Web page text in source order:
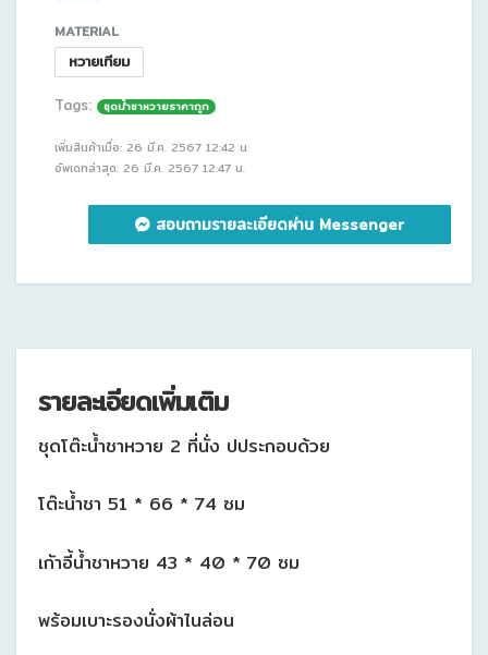
MATERIAL
หวายเทียม
Tags:
ชุดน้ำชาหวายราคาถูก
เพิ่มสินค้าเมื่อ: 26 มี.ค. 2567 12:42 น.
อัพเดทล่าสุด: 26 มี.ค. 2567 12:47 น.
สอบถามรายละเอียดผ่าน Messenger
รายละเอียดเพิ่มเติม
ชุดโต๊ะน้ำชาหวาย 2 ที่นั่ง ปประกอบด้วย
โต๊ะน้ำชา 51 * 66 * 74 ซม
เกัาอี้น้ำชาหวาย 43 * 40 * 70 ซม
พร้อมเบาะรองนั่งผ้าไนล่อน